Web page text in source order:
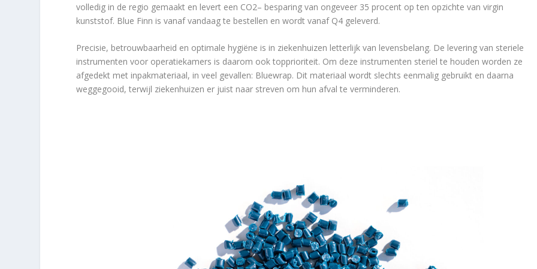
volledig in de regio gemaakt en levert een CO2– besparing van ongeveer 35 procent op ten opzichte van virgin
kunststof. Blue Finn is vanaf vandaag te bestellen en wordt vanaf Q4 geleverd.
Precisie, betrouwbaarheid en optimale hygiëne is in ziekenhuizen letterlijk van levensbelang. De levering van steriele
instrumenten voor operatiekamers is daarom ook topprioriteit. Om deze instrumenten steriel te houden worden ze
afgedekt met inpakmateriaal, in veel gevallen: Bluewrap. Dit materiaal wordt slechts eenmalig gebruikt en daarna
weggegooid, terwijl ziekenhuizen er juist naar streven om hun afval te verminderen.